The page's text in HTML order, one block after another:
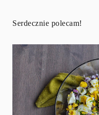
Serdecznie polecam!